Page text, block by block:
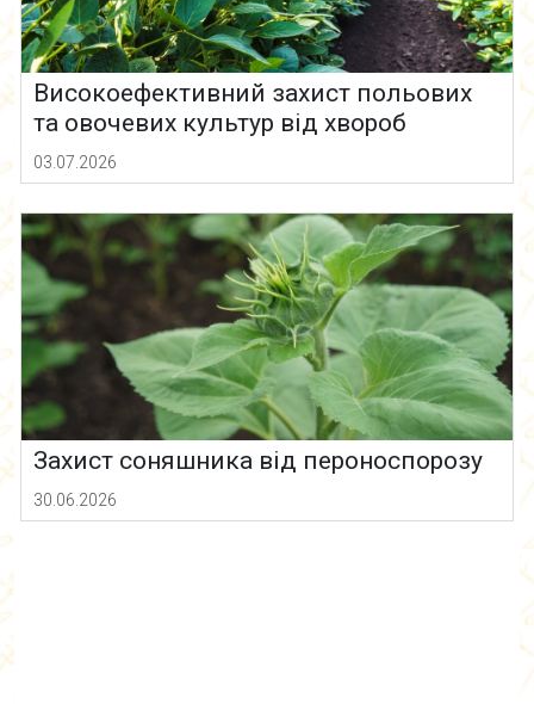
Високоефективний захист польових
та овочевих культур від хвороб
03.07.2026
Захист соняшника від пероноспорозу
30.06.2026